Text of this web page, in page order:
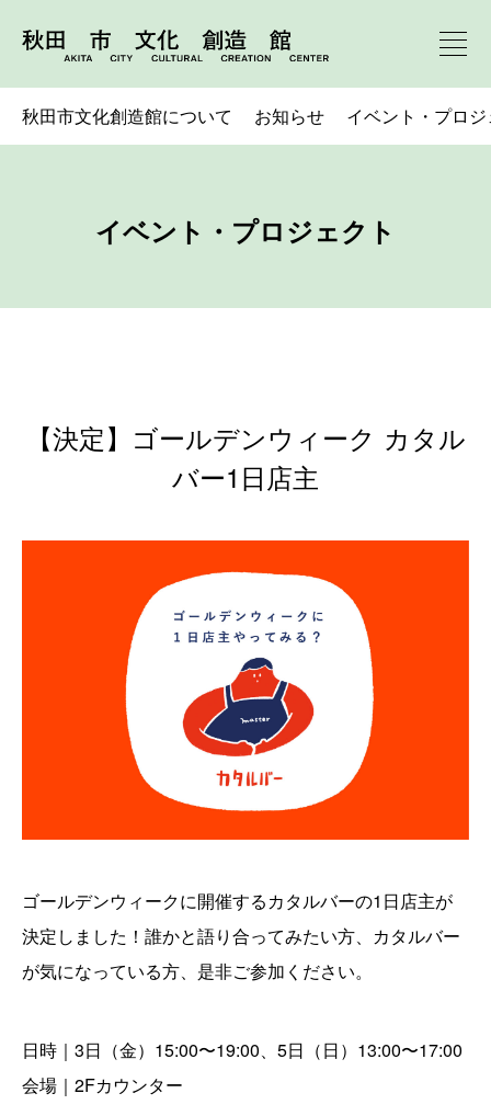
秋田市文化創造館について お知らせ イベント・プロ
イベント・プロジェクト
【決定】ゴールデンウィーク カタル
バー1日店主
ゴールデンウィークに開催するカタルバーの1日店主が
決定しました！誰かと語り合ってみたい方、カタルバー
が気になっている方、是非ご参加ください。
日時｜3日（金）15:00〜19:00、5日（日）13:00〜17:00
会場｜2Fカウンター